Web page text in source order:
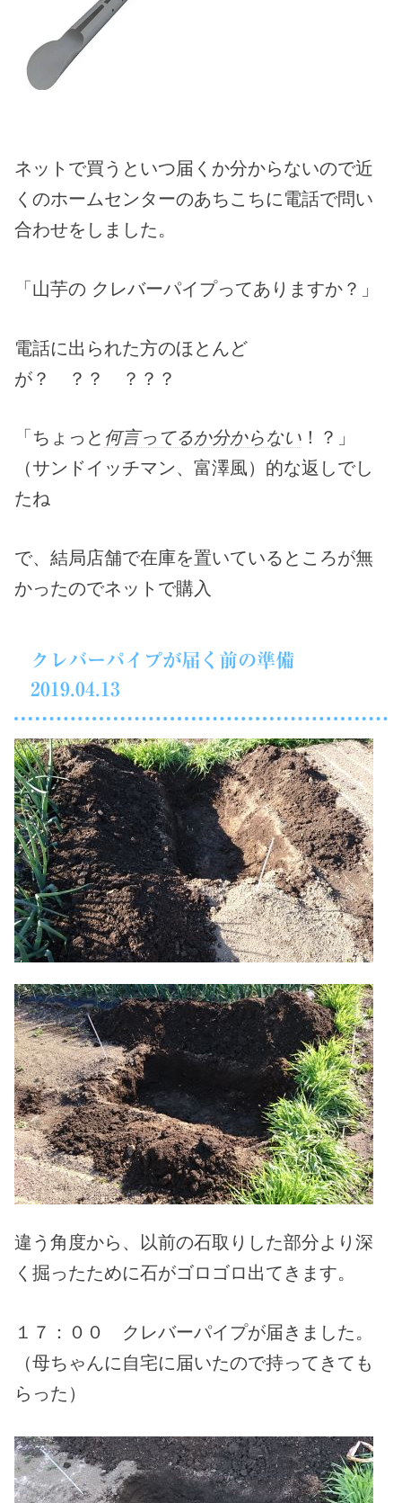
ネットで買うといつ届くか分からないので近
くのホームセンターのあちこちに電話で問い
合わせをしました。
「山芋の クレバーパイプってありますか？」
電話に出られた方のほとんど
が？ ？？ ？？？
「ちょっと 何言ってるか分からない ！？」
（サンドイッチマン、富澤風）的な返しでし
たね
で、結局店舗で在庫を置いているところが無
かったのでネットで購入
クレバーパイプが届く前の準備
2019.04.13
違う角度から、以前の石取りした部分より深
く掘ったために石がゴロゴロ出てきます。
１７：００ クレバーパイプが届きました。
（母ちゃんに自宅に届いたので持ってきても
らった）